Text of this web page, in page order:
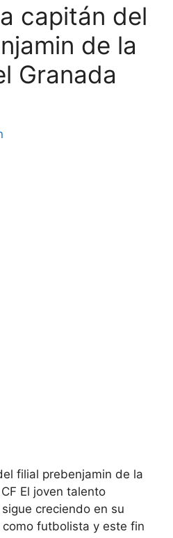
capitán del
de la
Granada
filial prebenjamin de la
El joven talento
creciendo en su
futbolista y este fin